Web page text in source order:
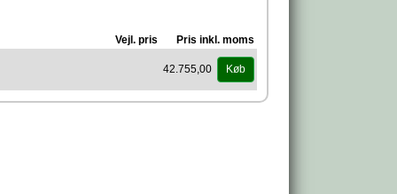
Vejl. pris Pris inkl. moms
42.755,00 Køb